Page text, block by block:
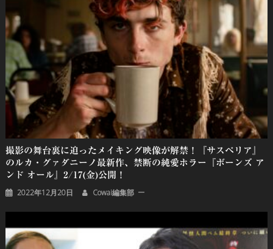
撮影の舞台裏に迫ったメイキング映像が解禁！『サスペリア』
のルカ・グァダニーノ最新作、禁断の純愛ホラー『ボーンズ ア
ンド オール』2/17(金)公開！
2022年12月20日 Cowai編集部